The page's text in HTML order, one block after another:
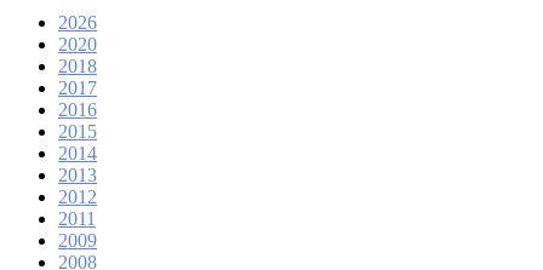
2026
2020
2018
2017
2016
2015
2014
2013
2012
2011
2009
2008